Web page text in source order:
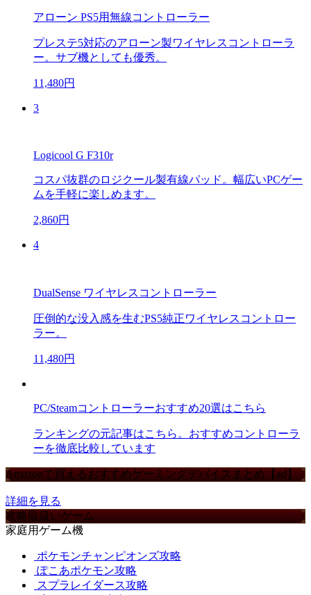
アローン PS5用無線コントローラー
プレステ5対応のアローン製ワイヤレスコントローラ
ー。サブ機としても優秀。
11,480円
3
Logicool G F310r
コスパ抜群のロジクール製有線パッド。幅広いPCゲー
ムを手軽に楽しめます。
2,860円
4
DualSense ワイヤレスコントローラー
圧倒的な没入感を生むPS5純正ワイヤレスコントロー
ラー。
11,480円
PC/Steamコントローラーおすすめ20選はこちら
ランキングの元記事はこちら。おすすめコントローラ
ーを徹底比較しています
Amazonで買えるおすすめゲーミングデバイスまとめ【ad】
詳細を見る
攻略取扱いゲーム
家庭用ゲーム機
ポケモンチャンピオンズ攻略
ぽこあポケモン攻略
スプラレイダース攻略